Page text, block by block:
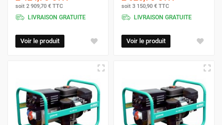
Qualité et fiabilité
matériaux robustes et des composants performants,
garantissant une durabilité et une fiabilité exceptionnelles.
Ils sont soumis à des tests rigoureux et sont certifiés pour
répondre aux normes de qualité les plus élevées. Avec
Protoumat, vous investissez dans un équipement qui vous
soit 2 909,70 € TTC
LIVRAISON GRATUITE
Voir le produit
soit 3 150,90 € TTC
LIVRAISON GRATUITE
Voir le produit